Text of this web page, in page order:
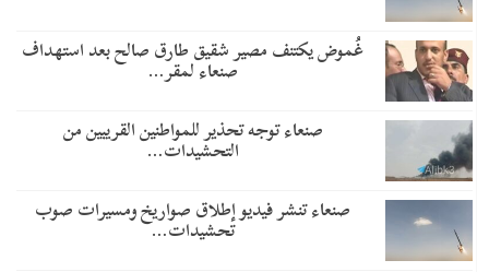
غُموض يكتنف مصير شقيق طارق صالح بعد استهداف
صنعاء لمقر…
صنعاء توجه تحذير للمواطنين القريبين من
التحشيدات…
صنعاء تنشر فيديو إطلاق صواريخ ومسيرات صوب
تحشيدات…